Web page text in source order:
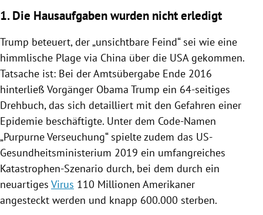
1. Die Hausaufgaben wurden nicht erledigt
Trump beteuert, der „unsichtbare Feind“ sei wie eine
himmlische Plage via China über die USAgekommen.
Tatsache ist: Bei der Amtsübergabe Ende 2016
hinterließ Vorgänger Obama Trump ein 64-seitiges
Drehbuch, das sich detailliert mit den Gefahren einer
Epidemie beschäftigte. Unter dem Code-Namen
„Purpurne Verseuchung“ spielte zudem das US-
Gesundheitsministerium 2019 ein umfangreiches
Katastrophen-Szenario durch, bei dem durch ein
neuartiges Virus 110 Millionen Amerikaner
angesteckt werden und knapp 600.000 sterben.